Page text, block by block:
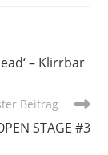
– Klirrbar
Beitrag
STAGE #3